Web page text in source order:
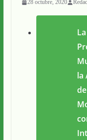
28 octubre, 2020
la